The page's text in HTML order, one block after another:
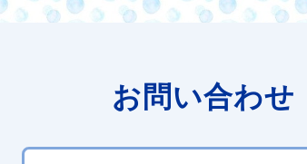
お問い合わせ